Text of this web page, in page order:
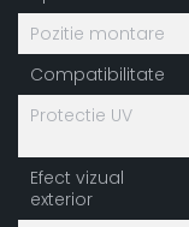
Pozitie montare
Compatibilitate
Protectie UV
Efect vizual
exterior